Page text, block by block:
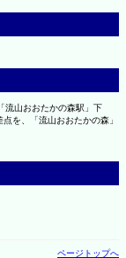
流山おおたかの森駅」下
を、「流山おおたかの森」
ページトップへ